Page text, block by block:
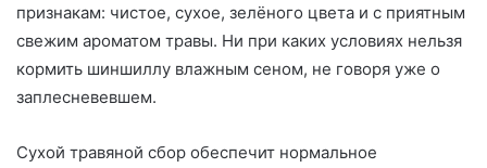
признакам: чистое, сухое, зелёного цвета и с приятным
свежим ароматом травы. Ни при каких условиях нельзя
кормить шиншиллу влажным сеном, не говоря уже о
заплесневевшем.
Сухой травяной сбор обеспечит нормальное